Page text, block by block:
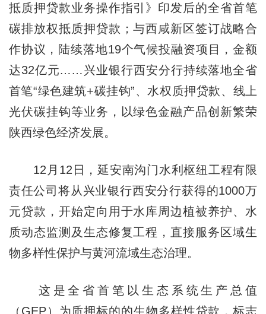
抵质押贷款业务操作指引》印发后的全省首笔
碳排放权抵质押贷款；与西咸新区签订战略合
作协议，陆续落地19个气候投融资项目，金额
达32亿元……兴业银行西安分行持续落地全省
首笔“绿色建筑+碳挂钩”、水权质押贷款、线上
光伏碳挂钩等业务，以绿色金融产品创新繁荣
陕西绿色经济发展。
12月12日，延安南沟门水利枢纽工程有限
责任公司将从兴业银行西安分行获得的1000万
元贷款，开始定向用于水库周边植被养护、水
质动态监测及生态修复工程，直接服务区域生
物多样性保护与黄河流域生态治理。
这是全省首笔以生态系统生产总值
（GEP）为质押标的的生物多样性贷款，标志